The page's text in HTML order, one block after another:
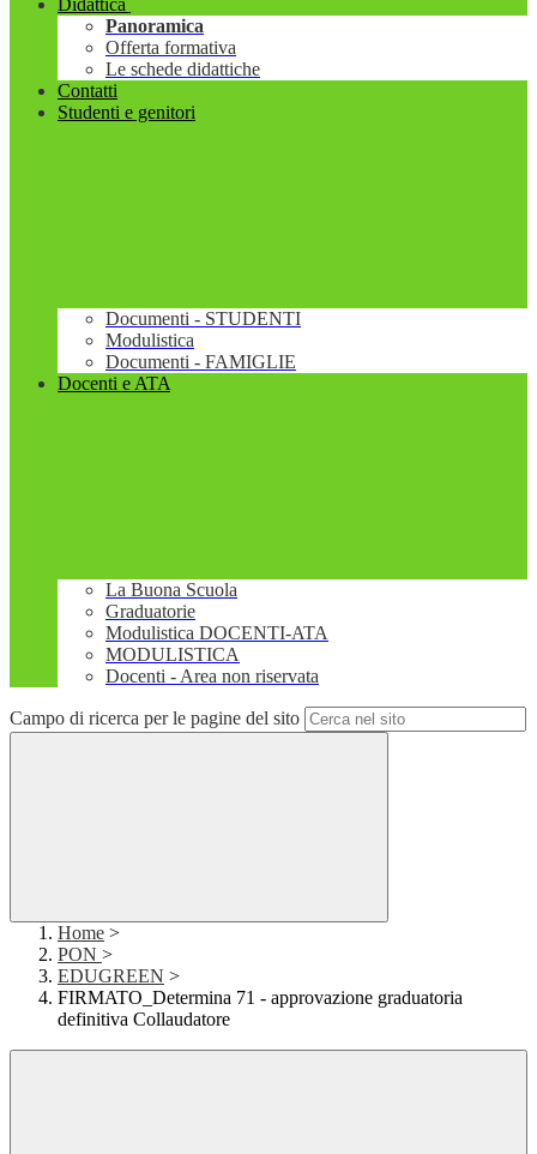
Didattica
Panoramica
Offerta formativa
Le schede didattiche
Contatti
Studenti e genitori
Documenti - STUDENTI
Modulistica
Documenti - FAMIGLIE
Docenti e ATA
La Buona Scuola
Graduatorie
Modulistica DOCENTI-ATA
MODULISTICA
Docenti - Area non riservata
Campo di ricerca per le pagine del sito
Home >
PON >
EDUGREEN >
FIRMATO_Determina 71 - approvazione graduatoria
definitiva Collaudatore